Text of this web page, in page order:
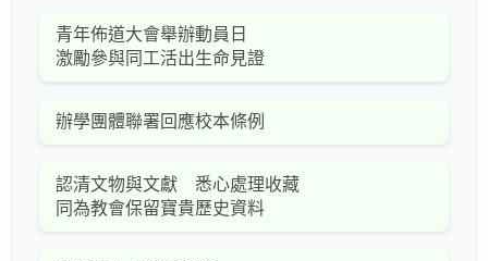
青年佈道大會舉辦動員日
激勵參與同工活出生命見證
辦學團體聯署回應校本條例
認清文物與文獻 悉心處理收藏
同為教會保留寶貴歷史資料